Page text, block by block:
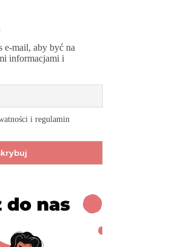
e-mail, aby być na
informacjami i
i regulamin